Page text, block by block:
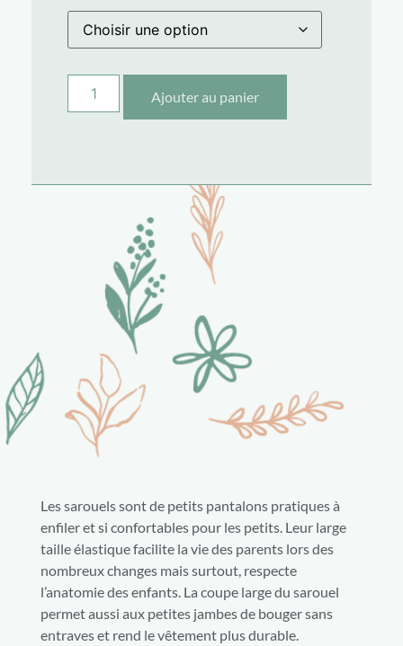
Ajouter au panier
Les sarouels sont de petits pantalons pratiques à
enfiler et si confortables pour les petits. Leur large
taille élastique facilite la vie des parents lors des
nombreux changes mais surtout, respecte
l’anatomie des enfants. La coupe large du sarouel
permet aussi aux petites jambes de bouger sans
entraves et rend le vêtement plus durable.